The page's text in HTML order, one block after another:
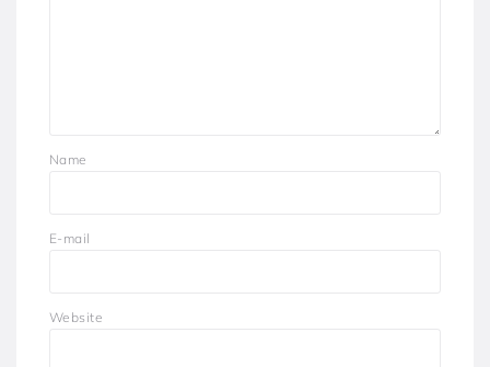
Name
E-mail
Website